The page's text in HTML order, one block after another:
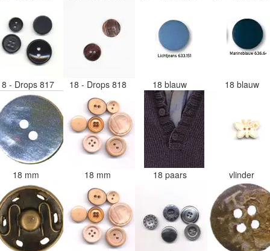
- Drops 817 18 - Drops 818 18 blauw 18 blauw
18 mm 18 mm 18 paars vlinder